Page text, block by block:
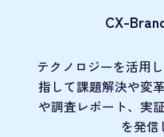
CX-
テクノロジーを活用
指して課題解決や変
や調査レポート、実
を発信